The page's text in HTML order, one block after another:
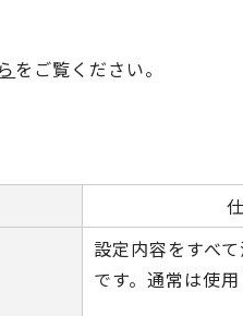
をご覧ください。
設定内容をすべ
です。通常は使用